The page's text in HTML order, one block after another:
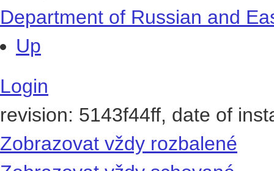
Department of Russian and
Up
Login
revision: 5143f44ff, date of
Zobrazovat vždy rozbalené